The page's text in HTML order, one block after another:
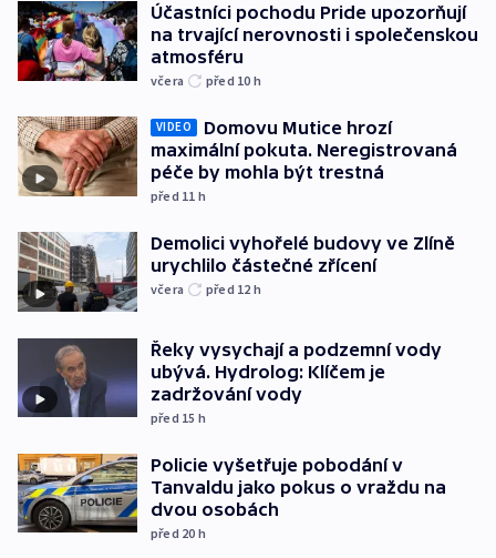
Účastníci pochodu Pride upozorňují
na trvající nerovnosti i společenskou
atmosféru
včera před 10 h
VIDEO
Domovu Mutice hrozí
maximální pokuta. Neregistrovaná
péče by mohla být trestná
před 11 h
Demolici vyhořelé budovy ve Zlíně
urychlilo částečné zřícení
včera před 12 h
Řeky vysychají a podzemní vody
ubývá. Hydrolog: Klíčem je
zadržování vody
před 15 h
Policie vyšetřuje pobodání v
Tanvaldu jako pokus o vraždu na
dvou osobách
před 20 h